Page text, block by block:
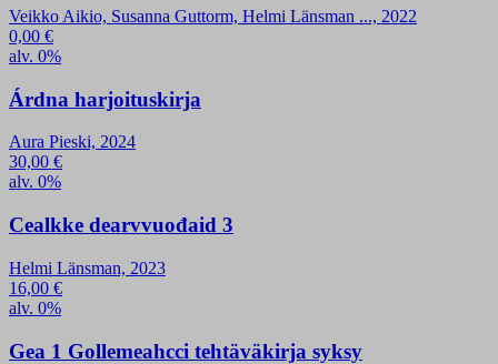
Veikko Aikio, Susanna Guttorm, Helmi Länsman ..., 2022
0,00 €
alv. 0%
Árdna harjoituskirja
Aura Pieski, 2024
30,00 €
alv. 0%
Cealkke dearvvuođaid 3
Helmi Länsman, 2023
16,00 €
alv. 0%
Gea 1 Gollemeahcci tehtäväkirja syksy